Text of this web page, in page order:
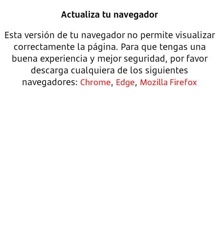
Actualiza tu navegador
Esta versión de tu navegador no permite visualizar
correctamente la página. Para que tengas una
buena experiencia y mejor seguridad, por favor
descarga cualquiera de los siguientes
navegadores: Chrome, Edge, Mozilla Firefox